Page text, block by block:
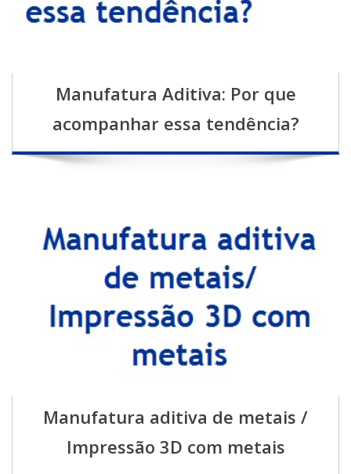
Manufatura Aditiva: Por que
acompanhar essa tendência?
Manufatura aditiva de metais /
Impressão 3D com metais